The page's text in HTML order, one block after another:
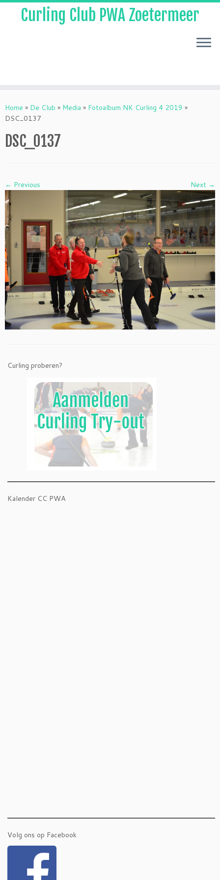
to
content
Curling Club PWA Zoetermeer
Home » De Club » Media » Fotoalbum NK Curling 4 2019 »
DSC_0137
DSC_0137
← Previous Next →
Curling proberen?
Kalender CC PWA
Volg ons op Facebook